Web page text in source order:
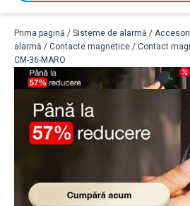
Prima pagină / Sisteme de alarmă /
alarmă / Contacte magnetice / Contact
CM-36-MARO